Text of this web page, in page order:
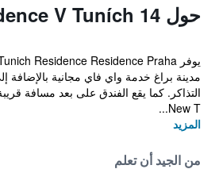
حول Residence V Tuních 14
مدينة براغ خدمة واي فاي مجانية بالإضافة
التذاكر. كما يقع الفندق على بعد مسافة
New T...
المزيد
من الجيد أن تعلم